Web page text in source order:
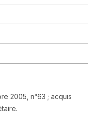
2005, n°63 ; acquis